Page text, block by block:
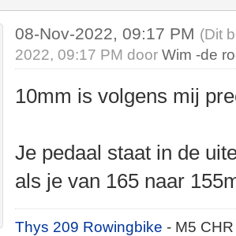
08-Nov-2022, 09:17 PM (Dit
2022, 09:17 PM doorWim -de
10mm is volgens mij
Je pedaal staat in de
als je van 165 naar
Thys 209 Rowingbike- M5